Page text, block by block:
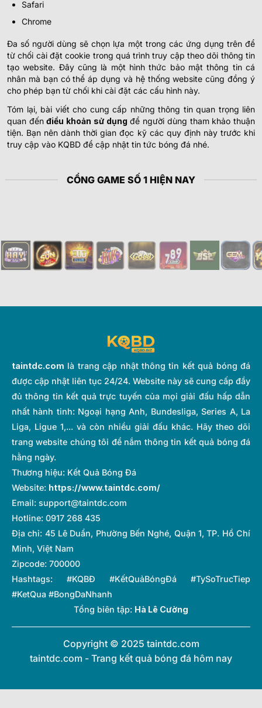
Safari
Chrome
Đa số người dùng sẽ chọn lựa một trong các ứng dụng trên để
từ chối cài đặt cookie trong quá trình truy cập theo dõi thông tin
tạo website. Đây cũng là một hình thức bảo mật thông tin cá
nhân mà bạn có thể áp dụng và hệ thống website cũng đồng ý
cho phép bạn từ chối khi cài đặt các cấu hình này.
Tóm lại, bài viết cho cung cấp những thông tin quan trọng liên
quan đếnđiều khoản sử dụng để người dùng tham khảo thuận
tiện. Bạn nên dành thời gian đọc kỹ các quy định này trước khi
truy cập vào KQBD để cập nhật tin tức bóng đá nhé.
CỔNG GAME SỐ 1 HIỆN NAY
taintdc.com là trang cập nhật thông tin kết quả bóng đá
được cập nhật liên tục 24/24. Website này sẽ cung cấp đầy
đủ thông tin kết quả trực tuyến của mọi giải đấu hấp dẫn
nhất hành tinh: Ngoại hạng Anh, Bundesliga, Series A, La
Liga, Ligue 1,... và còn nhiều giải đấu khác. Hãy theo dõi
trang website chúng tôi để nắm thông tin kết quả bóng đá
hằng ngày.
Thương hiệu: Kết Quả Bóng Đá
Website: https://www.taintdc.com/
Email: support@taintdc.com
Hotline: 0917 268 435
Địa chỉ: 45 Lê Duẩn, Phường Bến Nghé, Quận 1, TP. Hồ Chí
Minh, Việt Nam
Zipcode: 700000
Hashtags: #KQBĐ #KếtQuảBóngĐá #TySoTrucTiep
#KetQua #BongDaNhanh
Tổng biên tập: Hà Lê Cường
Copyright © 2025 taintdc.com
taintdc.com - Trang kết quả bóng đá hôm nay